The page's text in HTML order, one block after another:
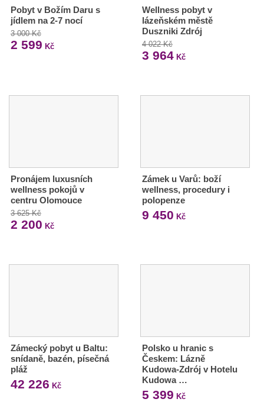
Pobyt v Božím Daru s
jídlem na 2-7 nocí
3 000 Kč
2 599 Kč
Wellness pobyt v
lázeňském městě
Duszniki Zdrój
4 022 Kč
3 964Kč
Pronájem luxusních
wellness pokojů v
centru Olomouce
3 625 Kč
2 200 Kč
Zámek u Varů: boží
wellness, procedury i
polopenze
9 450 Kč
Zámecký pobyt u Baltu:
snídaně, bazén, písečná
pláž
42 226 Kč
Polsko u hranic s
Českem: Lázně
Kudowa-Zdrój v Hotelu
Kudowa …
5 399 Kč